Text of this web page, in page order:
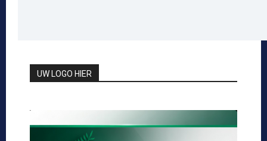
UW LOGO HIER